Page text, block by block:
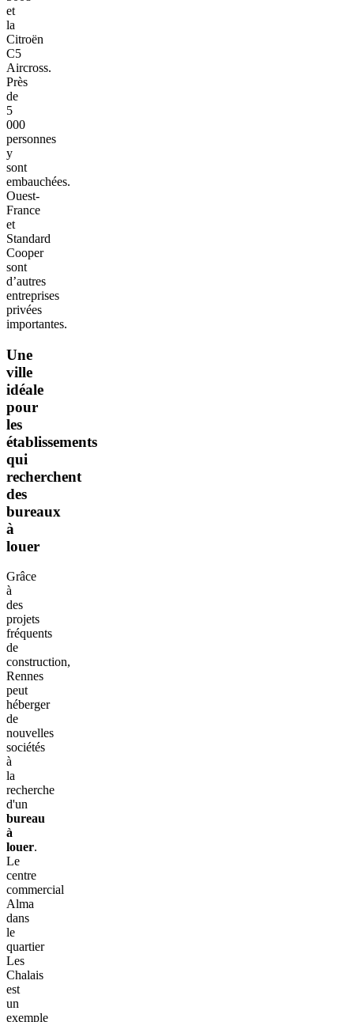
et
la
Citroën
C5
Aircross.
Près
de
5
000
personnes
y
sont
embauchées.
Ouest-
France
et
Standard
Cooper
sont
d’autres
entreprises
privées
importantes.
Une
ville
idéale
pour
les
établissements
qui
recherchent
des
bureaux
à
louer
Grâce
à
des
projets
fréquents
de
construction,
Rennes
peut
héberger
de
nouvelles
sociétés
à
la
recherche
d'un
bureau
à
louer.
Le
centre
commercial
Alma
dans
le
quartier
Les
Chalais
est
un
exemple